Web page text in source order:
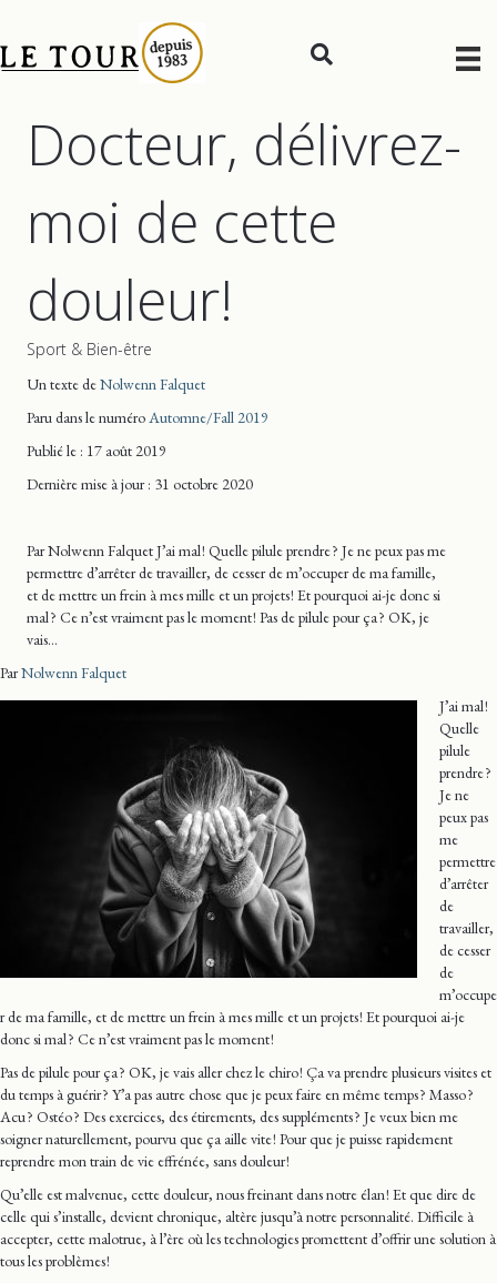
Docteur, délivrez-
moi de cette
douleur!
Sport & Bien-être
Un texte deNolwenn Falquet
Paru dans le numéroAutomne/Fall 2019
Publié le : 17 août 2019
Dernière mise à jour: 31 octobre 2020
Par Nolwenn Falquet J’ai mal ! Quelle pilule prendre ? Je ne peux pas me
permettre d’arrêter de travailler, de cesser de m’occuper de ma famille,
et de mettre un frein à mes mille et un projets ! Et pourquoi ai-je donc si
mal ? Ce n’est vraiment pas le moment ! Pas de pilule pour ça ? OK, je
vais…
ParNolwenn Falquet
J’ai mal !
Quelle
pilule
prendre ?
Je ne
peux pas
me
permettre
d’arrêter
de
travailler,
de cesser
de
m’occupe
r de ma famille, et de mettre un frein à mes mille et un projets ! Et pourquoi ai-je
donc si mal ? Ce n’est vraiment pas le moment !
Pas de pilule pour ça ? OK, je vais aller chez le chiro ! Ça va prendre plusieurs visites et
du temps à guérir ? Y’a pas autre chose que je peux faire en même temps ? Masso ?
Acu ? Ostéo ? Des exercices, des étirements, des suppléments ? Je veux bien me
soigner naturellement, pourvu que ça aille vite ! Pour que je puisse rapidement
reprendre mon train de vie effrénée, sans douleur !
Qu’elle est malvenue, cette douleur, nous freinant dans notre élan ! Et que dire de
celle qui s’installe, devient chronique, altère jusqu’à notre personnalité. Difficile à
accepter, cette malotrue, à l’ère où les technologies promettent d’offrir une solution à
tous les problèmes !